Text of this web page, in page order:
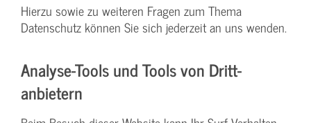
Hierzu sowie zu weiteren Fragen zum Thema
Datenschutz können Sie sich jederzeit an uns wenden.
Analyse-Tools und Tools von Dritt­
anbietern